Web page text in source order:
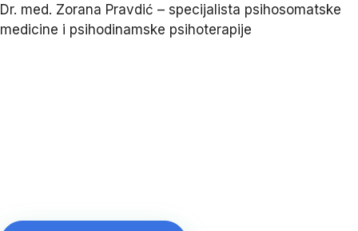
Dr. med. Zorana Pravdić – specijalista psihosomatske
medicine i psihodinamske psihoterapije